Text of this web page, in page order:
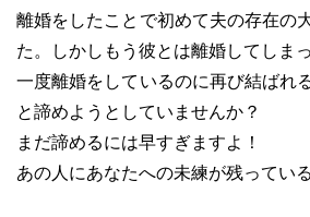
離婚をしたことで初めて夫の存在の
た。しかしもう彼とは離婚してしまっ
一度離婚をしているのに再び結ばれ
と諦めようとしていませんか？
まだ諦めるには早すぎますよ！
あの人にあなたへの未練が残ってい